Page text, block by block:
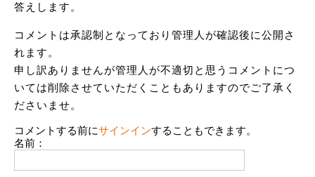
答えします。
コメントは承認制となっており管理人が確認後に公開さ
れます。
申し訳ありませんが管理人が不適切と思うコメントにつ
いては削除させていただくこともありますのでご了承く
ださいませ。
コメントする前にサインインすることもできます。
名前：